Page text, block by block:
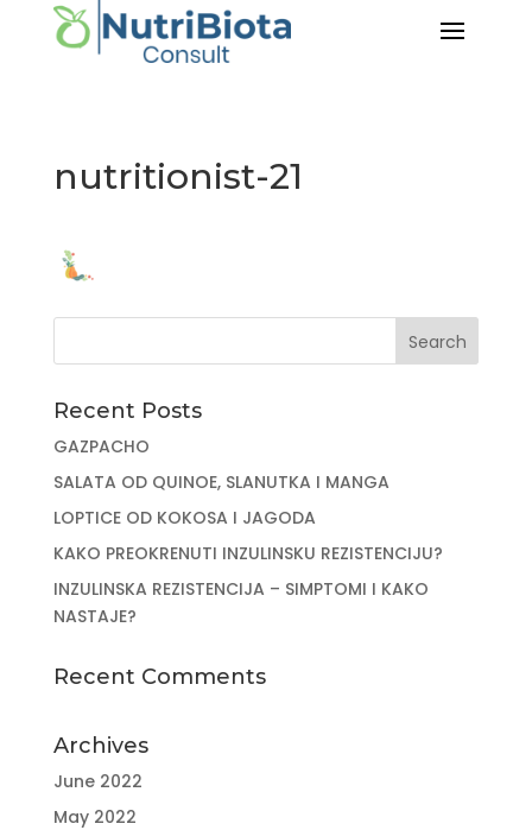
nutritionist-21
Recent Posts
GAZPACHO
SALATA OD QUINOE, SLANUTKA I MANGA
LOPTICE OD KOKOSA I JAGODA
KAKO PREOKRENUTI INZULINSKU REZISTENCIJU?
INZULINSKA REZISTENCIJA – SIMPTOMI I KAKO
NASTAJE?
Recent Comments
Archives
June 2022
May 2022